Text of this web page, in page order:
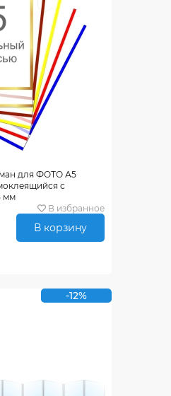
для ФОТО А5
с
мм
В избранное
В корзину
-12%